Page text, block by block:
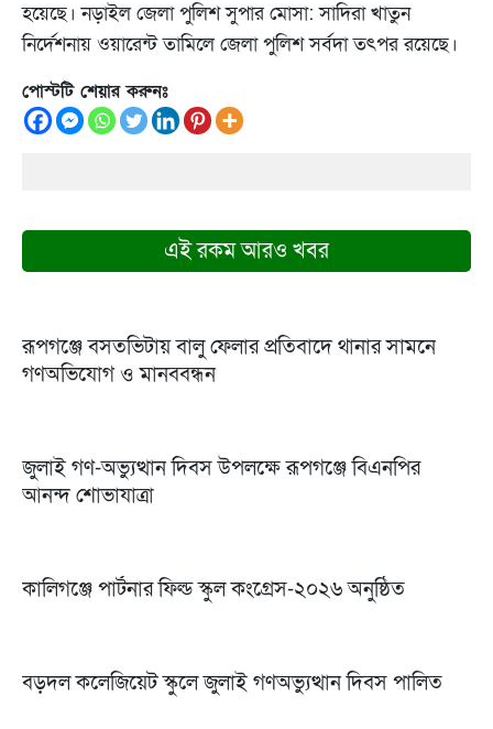
হয়েছে। নড়াইল জেলা পুলিশ সুপার মোসা: সাদিরা খাতুন
নির্দেশনায় ওয়ারেন্ট তামিলে জেলা পুলিশ সর্বদা তৎপর রয়েছে।
পোস্টটি শেয়ার করুনঃ
এই রকম আরও খবর
রূপগঞ্জে বসতভিটায় বালু ফেলার প্রতিবাদে থানার সামনে
গণঅভিযোগ ও মানববন্ধন
জুলাই গণ-অভ্যুত্থান দিবস উপলক্ষে রূপগঞ্জে বিএনপির
আনন্দ শোভাযাত্রা
কালিগঞ্জে পার্টনার ফিল্ড স্কুল কংগ্রেস-২০২৬ অনুষ্ঠিত
বড়দল কলেজিয়েট স্কুলে জুলাই গণঅভ্যুত্থান দিবস পালিত